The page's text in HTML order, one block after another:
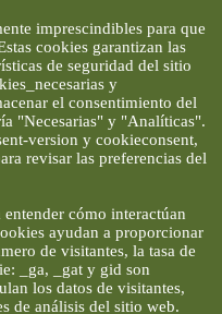
imprescindibles para que
cookies garantizan las
de seguridad del sitio
y
el consentimiento del
"Necesarias" y "Analíticas".
version y cookieconsent,
revisar las preferencias del
cómo interactúan
ayudan a proporcionar
de visitantes, la tasa de
_ga, _gat y gid son
los datos de visitantes,
de análisis del sitio web.